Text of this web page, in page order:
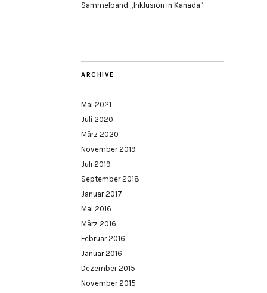
Sammelband „Inklusion in Kanada“
ARCHIVE
Mai 2021
Juli 2020
März 2020
November 2019
Juli 2019
September 2018
Januar 2017
Mai 2016
März 2016
Februar 2016
Januar 2016
Dezember 2015
November 2015